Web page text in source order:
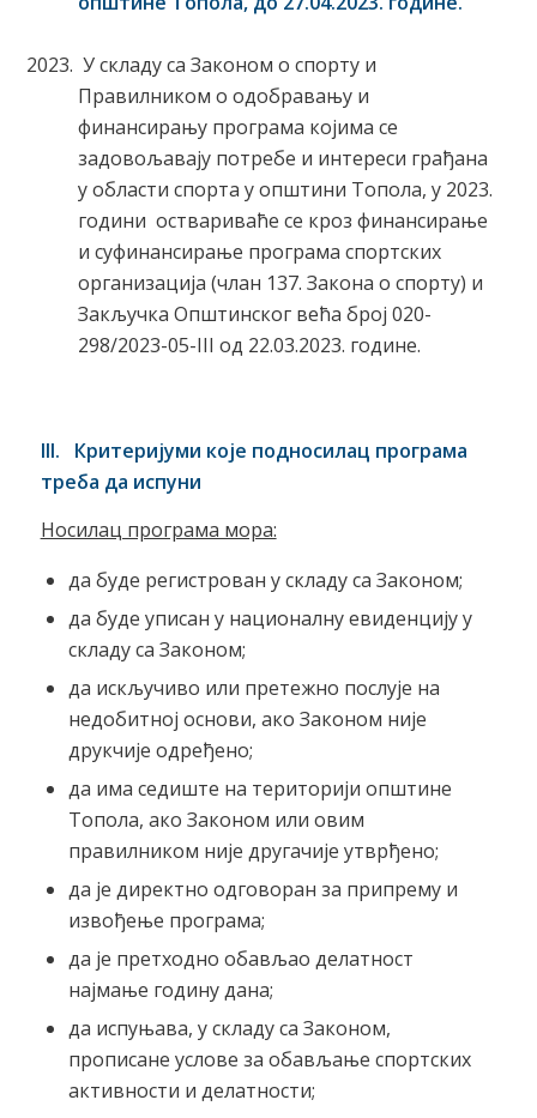
У складу са Законом о спорту и
Правилником о одобравању и
финансирању програма којима се
задовољавају потребе и интереси грађана
у области спорта у општини Топола, у 2023.
години оствариваће се кроз финансирање
и суфинансирање програма спортских
организација (члан 137. Закона о спорту) и
Закључка Општинског већа број 020-
298/2023-05-III од 22.03.2023. године.
III. Критеријуми које подносилац програма
треба да испуни
Носилац програма мора:
да буде регистрован у складу са Законом;
да буде уписан у националну евиденцију у
складу са Законом;
да искључиво или претежно послује на
недобитној основи, ако Законом није
друкчије одређено;
да има седиште на територији општине
Топола, ако Законом или овим
правилником није другачије утврђено;
да је директно одговоран за припрему и
извођење програма;
да је претходно обављао делатност
најмање годину дана;
да испуњава, у складу са Законом,
прописане услове за обављање спортских
активности и делатности;